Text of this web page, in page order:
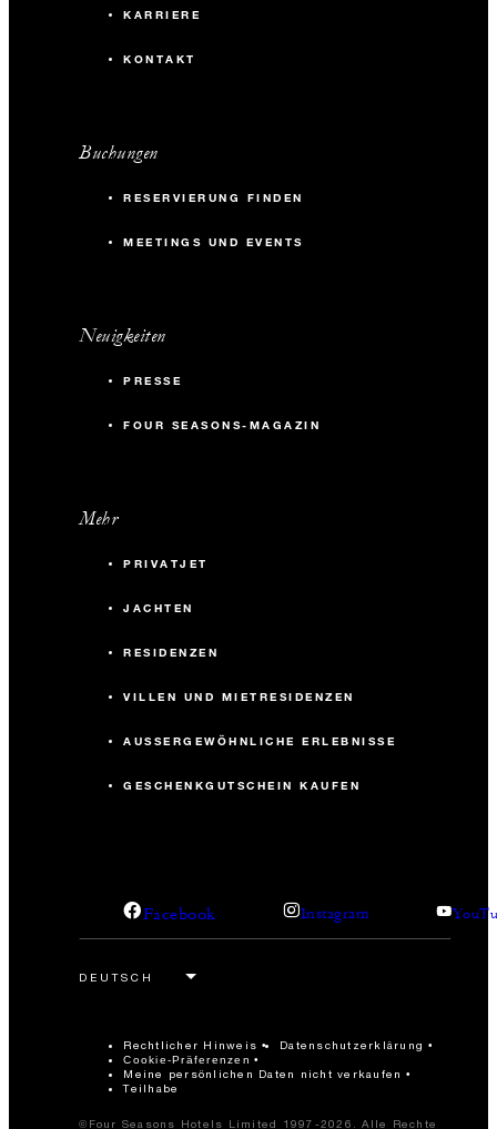
KARRIERE
KONTAKT
Buchungen
RESERVIERUNG FINDEN
MEETINGS UND EVENTS
Neuigkeiten
PRESSE
FOUR SEASONS-MAGAZIN
Mehr
PRIVATJET
JACHTEN
RESIDENZEN
VILLEN UND MIETRESIDENZEN
AUSSERGEWÖHNLICHE ERLEBNISSE
GESCHENKGUTSCHEIN KAUFEN
Facebook Instagram
Rechtlicher Hinweis Datenschutzerklärung
Cookie-Präferenzen
Meine persönlichen Daten nicht verkaufen
Teilhabe
©Four Seasons Hotels Limited 1997-2026. Alle Rechte